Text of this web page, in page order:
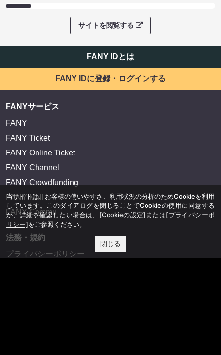
サイトを閲覧する
FANY IDとは
FANY IDに登録・ログインする
FANYサービス
FANY
FANY Ticket
FANY Online Ticket
FANY Channel
FANY Crowdfunding
FANY Mall
FANY Commu
法務・規約
プライバシーポリシー
当サイトは、お客様の使いやすさ、利用状況の分析のためCookieを利用
しています。このダイアログを閉じることでCookieの使用に同意する
か、詳細を確認したい場合は、 [Cookieの設定] または[プライバシーポ
リシー]をご参照ください。
閉じる